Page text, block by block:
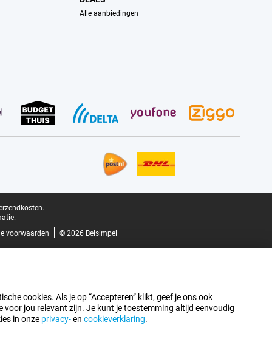
Alle aanbiedingen
voorwaarden
© 2026 Belsimpel
cookies. Als je op “Accepteren” klikt, geef je ons ook
jou relevant zijn. Je kunt je toestemming altijd eenvoudig
in onze privacy-en cookieverklaring.